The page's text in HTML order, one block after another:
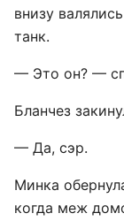
внизу
танк.
— Это он? —
Бланчез
— Да, сэр.
Минка
когда меж